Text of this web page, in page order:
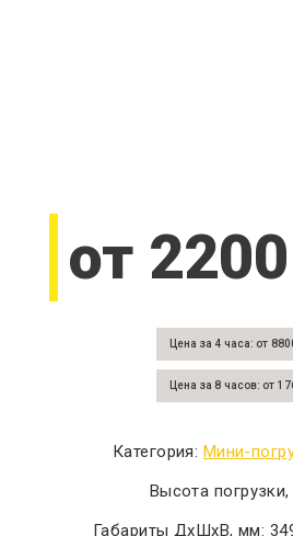
от 2200
Цена за 4 часа: от
Цена за 8 часов: от
Категория: Мини-
Высота погрузки,
Габариты ДхШхВ, мм: